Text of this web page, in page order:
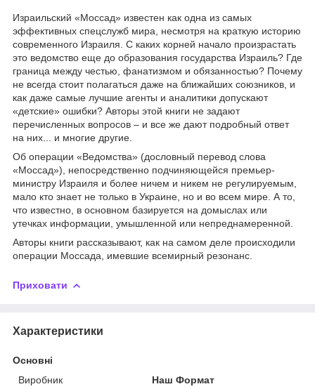
Израильский «Моссад» известен как одна из самых
эффективных спецслужб мира, несмотря на краткую историю
современного Израиля. С каких корней начало произрастать
это ведомство еще до образования государства Израиль? Где
граница между честью, фанатизмом и обязанностью? Почему
не всегда стоит полагаться даже на ближайших союзников, и
как даже самые лучшие агенты и аналитики допускают
«детские» ошибки? Авторы этой книги не задают
перечисленных вопросов – и все же дают подробный ответ
на них... и многие другие.
Об операции «Ведомства» (дословный перевод слова
«Моссад»), непосредственно подчиняющейся премьер-
министру Израиля и более ничем и никем не регулируемым,
мало кто знает не только в Украине, но и во всем мире. А то,
что известно, в основном базируется на домыслах или
утечках информации, умышленной или непреднамеренной.
Авторы книги рассказывают, как на самом деле происходили
операции Моссада, имевшие всемирный резонанс.
Приховати
Характеристики
Основні
Виробник
Наш Формат